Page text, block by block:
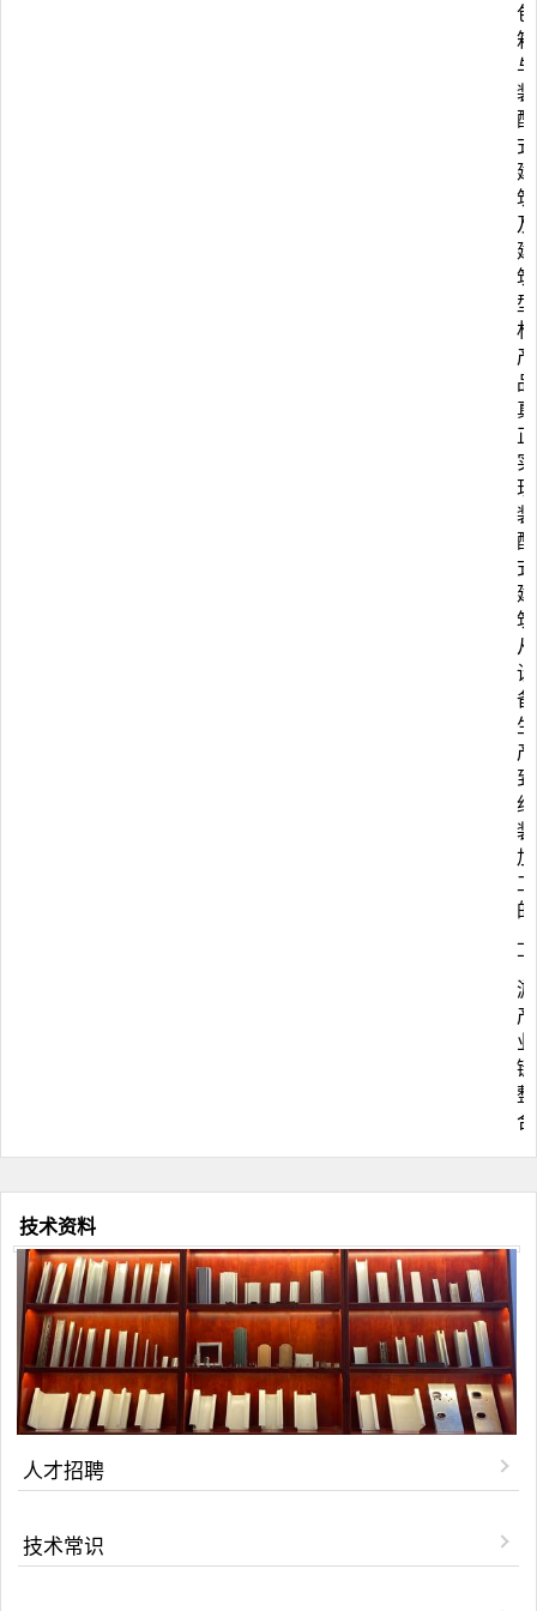
包
箱
与
装
配
式
建
筑
及
建
筑
型
材
产
真
正
实
现
装
配
式
建
筑
从
设
备
生
产
到
组
装
加
工
的
下
游
产
业
链
整
技术资料
人才招聘
技术常识